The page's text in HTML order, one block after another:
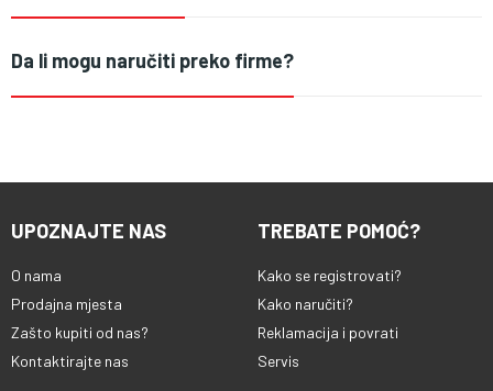
Da li mogu naručiti preko firme?
UPOZNAJTE NAS
O nama
Prodajna mjesta
Zašto kupiti od nas?
Kontaktirajte nas
TREBATE POMOĆ?
Kako se registrovati?
Kako naručiti?
Reklamacija i povrati
Servis